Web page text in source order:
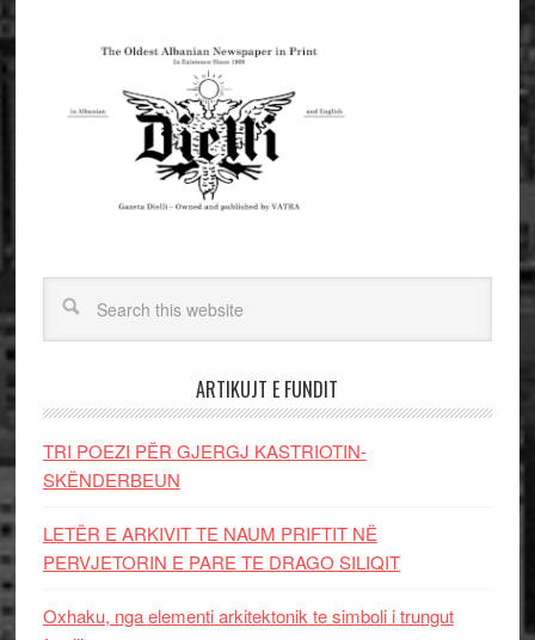
ARTIKUJT E FUNDIT
TRI POEZI PËR GJERGJ KASTRIOTIN-
SKËNDERBEUN
LETËR E ARKIVIT TE NAUM PRIFTIT NË
PERVJETORIN E PARE TE DRAGO SILIQIT
Oxhaku, nga elementi arkitektonik te simboli i trungut